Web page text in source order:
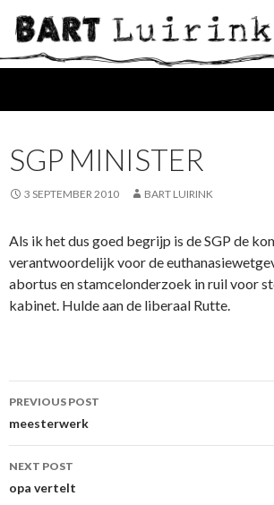
SGP MINISTER
3 SEPTEMBER 2010 BART LUIRINK
Als ik het dus goed begrijp is de SGP de
verantwoordelijk voor de
abortus en stamcelonderzoek in ruil voor
kabinet. Hulde aan de liberaal Rutte.
Post
navigation
PREVIOUS POST
meesterwerk
NEXT POST
opa vertelt